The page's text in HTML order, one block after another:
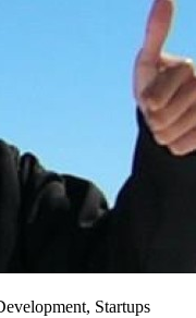
Startups